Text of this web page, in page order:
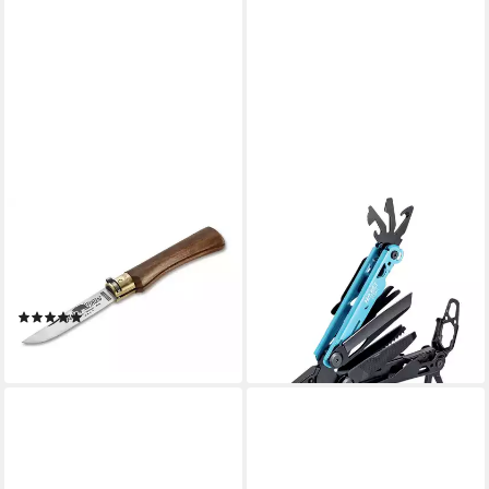
Taschenmesser XL Walnuss
Kohlenstoffstahl
(1)
ab 33,95 €
Taschenmesser Hazet 2159-1
Multitool Schwarz/Blau
lieferbar - in 3-4 Werktagen bei dir